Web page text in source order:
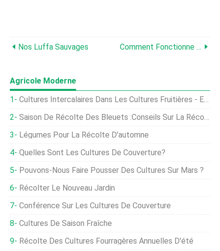
Nos Luffa Sauvages Comment Fonctionne Un Système Aquaponique
Agricole Moderne
Cultures Intercalaires Dans Les Cultures Fruitières - En Inde
Saison De Récolte Des Bleuets :conseils Sur La Récolte Des Bleuets
Légumes Pour La Récolte D'automne
Quelles Sont Les Cultures De Couverture?
Pouvons-Nous Faire Pousser Des Cultures Sur Mars ?
Récolter Le Nouveau Jardin
Conférence Sur Les Cultures De Couverture
Cultures De Saison Fraîche
Récolte Des Cultures Fourragères Annuelles D'été